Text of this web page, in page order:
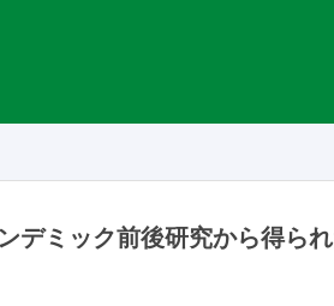
デミック前後研究から得